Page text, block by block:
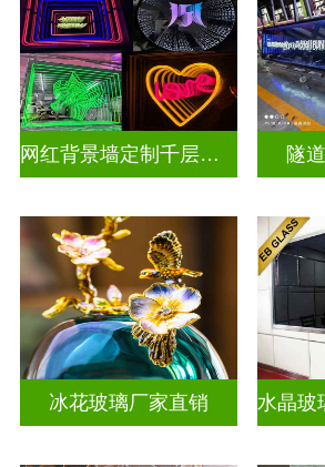
网红背景墙定制千层镜深渊镜 隧
冰花玻璃厂家直销